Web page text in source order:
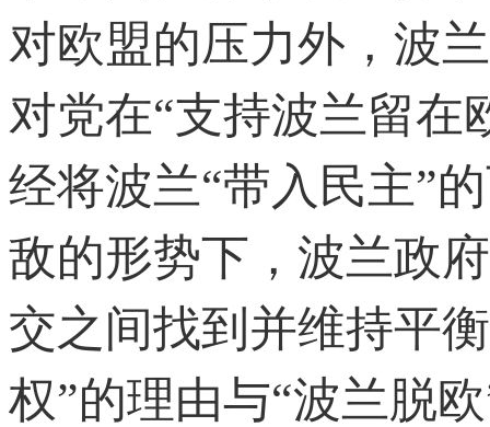
对欧盟的压力外，波
对党在“支持波兰留在
经将波兰“带入民主”
敌的形势下，波兰政
交之间找到并维持平
权”的理由与“波兰脱